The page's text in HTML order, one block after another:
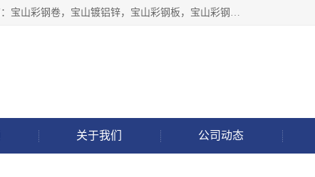
上海轩本实业有限公司于2017年注册地位于上海市宝山区，主要经营产品有：宝山彩钢卷，宝山镀铝锌，宝山彩钢板，宝山彩钢瓦等产品的生产和销售。
关于我们 公司动态